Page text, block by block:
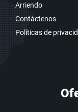
Arriendo
Contáctenos
Políticas de